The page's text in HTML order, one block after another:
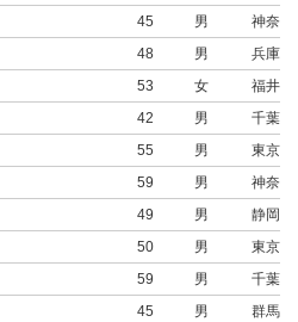
45 男
神奈川
48 男
兵庫県
53 女
福井県
42 男
千葉県
55 男
東京都
59 男
神奈川
49 男
静岡県
50 男
東京都
59 男
千葉県
45 男
群馬県